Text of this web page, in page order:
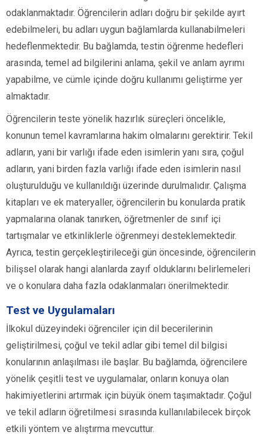
odaklanmaktadır. Öğrencilerin adları doğru bir şekilde ayırt
edebilmeleri, bu adları uygun bağlamlarda kullanabilmeleri
hedeflenmektedir. Bu bağlamda, testin öğrenme hedefleri
arasında, temel ad bilgilerini anlama, şekil ve anlam ayrımı
yapabilme, ve cümle içinde doğru kullanımı geliştirme yer
almaktadır.
Öğrencilerin teste yönelik hazırlık süreçleri öncelikle,
konunun temel kavramlarına hakim olmalarını gerektirir. Tekil
adların, yani bir varlığı ifade eden isimlerin yanı sıra, çoğul
adların, yani birden fazla varlığı ifade eden isimlerin nasıl
oluşturulduğu ve kullanıldığı üzerinde durulmalıdır. Çalışma
kitapları ve ek materyaller, öğrencilerin bu konularda pratik
yapmalarına olanak tanırken, öğretmenler de sınıf içi
tartışmalar ve etkinliklerle öğrenmeyi desteklemektedir.
Ayrıca, testin gerçekleştirileceği gün öncesinde, öğrencilerin
bilişsel olarak hangi alanlarda zayıf olduklarını belirlemeleri
ve o konulara daha fazla odaklanmaları önerilmektedir.
Test ve Uygulamaları
İlkokul düzeyindeki öğrenciler için dil becerilerinin
geliştirilmesi, çoğul ve tekil adlar gibi temel dil bilgisi
konularının anlaşılması ile başlar. Bu bağlamda, öğrencilere
yönelik çeşitli test ve uygulamalar, onların konuya olan
hakimiyetlerini artırmak için büyük önem taşımaktadır. Çoğul
ve tekil adların öğretilmesi sırasında kullanılabilecek birçok
etkili yöntem ve alıştırma mevcuttur.